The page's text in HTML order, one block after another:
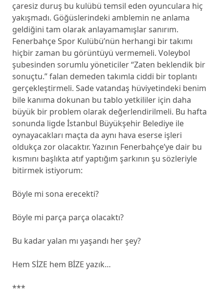
çaresiz duruş bu kulübü temsil eden oyunculara hiç
yakışmadı. Göğüslerindeki amblemin ne anlama
geldiğini tam olarak anlayamamışlar sanırım.
Fenerbahçe Spor Kulübü’nün herhangi bir takımı
hiçbir zaman bu görüntüyü vermemeli. Voleybol
şubesinden sorumlu yöneticiler “Zaten beklendik bir
sonuçtu.” falan demeden takımla ciddi bir toplantı
gerçekleştirmeli. Sade vatandaş hüviyetindeki benim
bile kanıma dokunan bu tablo yetkililer için daha
büyük bir problem olarak değerlendirilmeli. Bu hafta
sonunda ligde İstanbul Büyükşehir Belediye ile
oynayacakları maçta da aynı hava eserse işleri
oldukça zor olacaktır. Yazının Fenerbahçe’ye dair bu
kısmını başlıkta atıf yaptığım şarkının şu sözleriyle
bitirmek istiyorum:
Böyle mi sona erecekti?
Böyle mi parça parça olacaktı?
Bu kadar yalan mı yaşandı her şey?
Hem SİZE hem BİZE yazık…
***